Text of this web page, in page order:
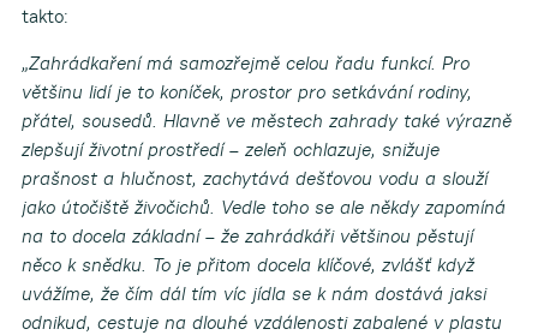
takto:
„Zahrádkaření má samozřejmě celou řadu funkcí. Pro
většinu lidí je to koníček, prostor pro setkávání rodiny,
přátel, sousedů. Hlavně ve městech zahrady také výrazně
zlepšují životní prostředí – zeleň ochlazuje, snižuje
prašnost a hlučnost, zachytává dešťovou vodu a slouží
jako útočiště živočichů. Vedle toho se ale někdy zapomíná
na to docela základní – že zahrádkáři většinou pěstují
něco k snědku. To je přitom docela klíčové, zvlášť když
uvážíme, že čím dál tím víc jídla se k nám dostává jaksi
odnikud, cestuje na dlouhé vzdálenosti zabalené v plastu